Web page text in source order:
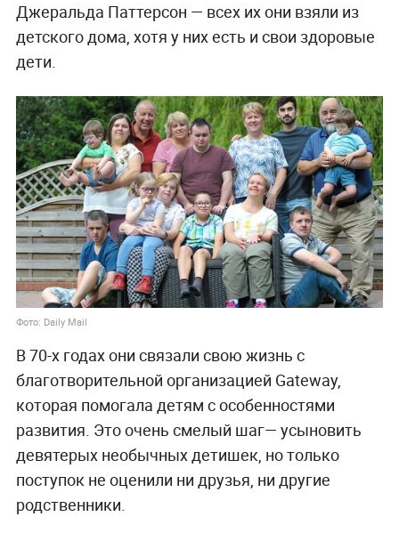
Джеральда Паттерсон — всех их они взяли из
детского дома, хотя у них есть и свои здоровые
дети.
Фото: Daily Mail
В 70-х годах они связали свою жизнь с
благотворительной организацией Gatewaу,
которая помогала детям с особенностями
развития. Это очень смелый шаг— усыновить
девятерых необычных детишек, но только
поступок не оценили ни друзья, ни другие
родственники.